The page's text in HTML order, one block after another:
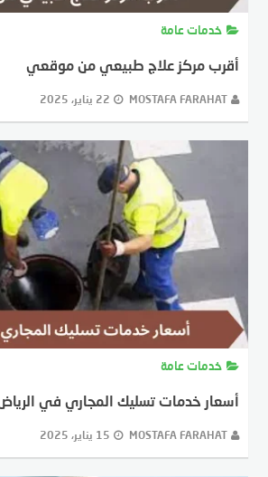
خدمات عامة
أقرب مركز علاج طبيعي من موقعي
MOSTAFA FARAHAT 22 يناير، 2025
خدمات عامة
أسعار خدمات تسليك المجاري في
MOSTAFA FARAHAT 15 يناير، 2025